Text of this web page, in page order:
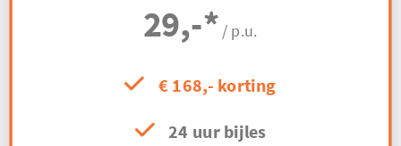
29,-* / p.u.
€ 168,- korting
24 uur bijles